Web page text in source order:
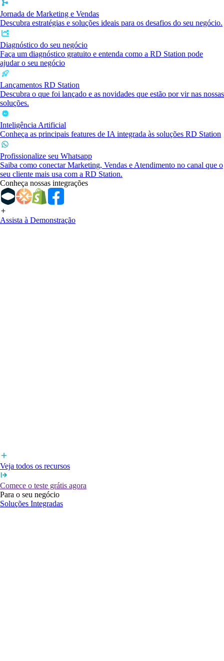
Jornada de Marketing e Vendas
Descubra estratégias e soluções ideais para os desafios do seu negócio.
Diagnóstico do seu negócio
Faça um diagnóstico gratuito e entenda como a RD Station pode
ajudar o seu negócio
Lançamentos RD Station
Descubra o que foi lançado e as novidades que estão por vir nas nossas
soluções.
Inteligência Artificial
Conheça as principais features de IA integrada às soluções RD Station
Profissionalize seu Whatsapp
Saiba como conectar Marketing, Vendas e Atendimento no canal que o
seu cliente mais usa com a RD Station.
Conheça nossas integrações
Assista à Demonstração
Veja todos os recursos
Comece o teste grátis agora
Para o seu negócio
Soluções Integradas